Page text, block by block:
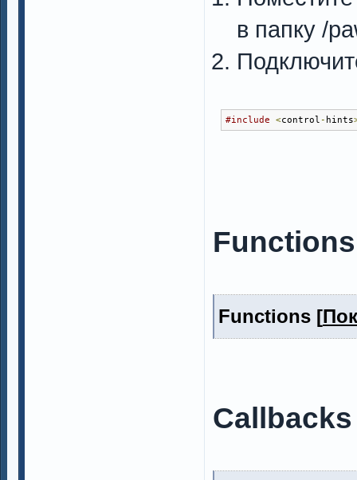
в папку /
#include <control - hints
Functions
Functions [
Callbacks